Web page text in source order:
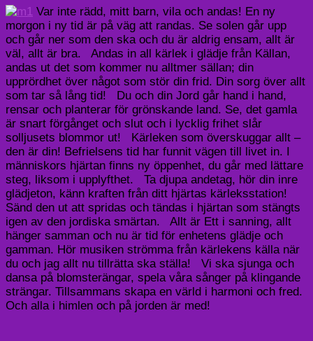
Var inte rädd, mitt barn, vila och andas! En ny
morgon i ny tid är på väg att randas. Se solen går upp
och går ner som den ska och du är aldrig ensam, allt är
väl, allt är bra. Andas in all kärlek i glädje från Källan,
andas ut det som kommer nu alltmer sällan; din
upprördhet över något som stör din frid. Din sorg över allt
som tar så lång tid! Du och din Jord går hand i hand,
rensar och planterar för grönskande land. Se, det gamla
är snart förgånget och slut och i lycklig frihet slår
solljusets blommor ut! Kärleken som överskuggar allt –
den är din! Befrielsens tid har funnit vägen till livet in. I
människors hjärtan finns ny öppenhet, du går med lättare
steg, liksom i upplyfthet. Ta djupa andetag, hör din inre
glädjeton, känn kraften från ditt hjärtas kärleksstation!
Sänd den ut att spridas och tändas i hjärtan som stängts
igen av den jordiska smärtan. Allt är Ett i sanning, allt
hänger samman och nu är tid för enhetens glädje och
gamman. Hör musiken strömma från kärlekens källa när
du och jag allt nu tillrätta ska ställa! Vi ska sjunga och
dansa på blomsterängar, spela våra sånger på klingande
strängar. Tillsammans skapa en värld i harmoni och fred.
Och alla i himlen och på jorden är med!